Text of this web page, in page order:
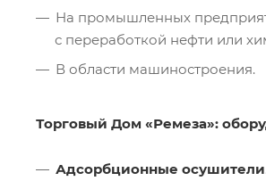
На промышленных
с переработкой нефти или
В области машиностроения.
Торговый Дом «Ремеза»:
Адсорбционные осушители